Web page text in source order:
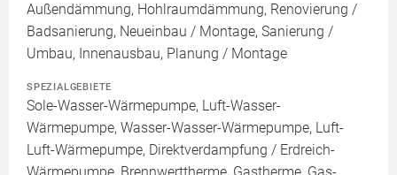
Außendämmung, Hohlraumdämmung, Renovierung /
Badsanierung, Neueinbau / Montage, Sanierung /
Umbau, Innenausbau, Planung / Montage
SPEZIALGEBIETE
Sole-Wasser-Wärmepumpe, Luft-Wasser-
Wärmepumpe, Wasser-Wasser-Wärmepumpe, Luft-
Luft-Wärmepumpe, Direktverdampfung / Erdreich-